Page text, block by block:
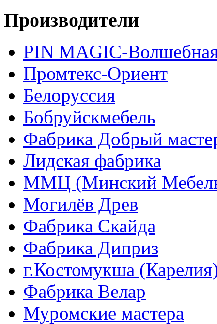
Производители
PIN MAGIС-
Промтекс-Ориент
Белоруссия
Бобруйскмебель
Фабрика Добрый
Лидская фабрика
ММЦ (Минский
Могилёв Древ
Фабрика Скайда
Фабрика Диприз
г.Костомукша
Фабрика Велар
Муромские мастера